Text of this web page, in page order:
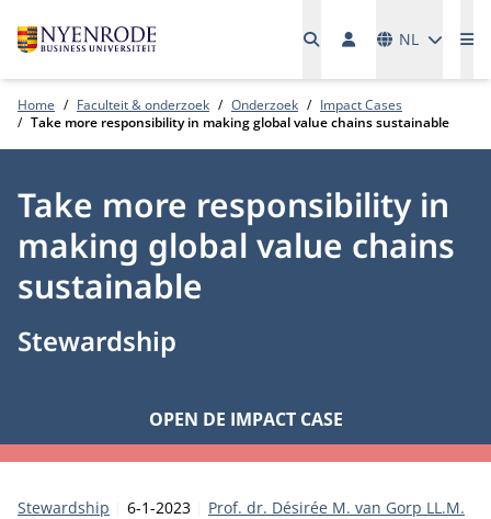
NL
Home Faculteit & onderzoek Onderzoek
Impact Cases
Take more responsibility in making global value chains sustainable
Take more responsibility in
making global value chains
sustainable
Stewardship
OPEN DE IMPACT CASE
Categorie:
Stewardship Publicatiedatum:
6-1-2023 Auteur
Prof. dr. Désirée M. van Gorp LL.M.